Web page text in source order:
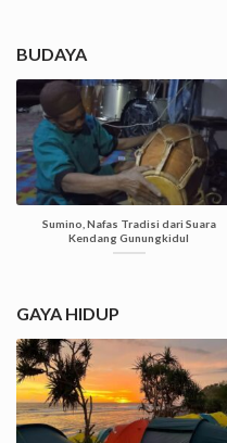
BUDAYA
Sumino, Nafas Tradisi dari Suara
Kendang Gunungkidul
GAYA HIDUP